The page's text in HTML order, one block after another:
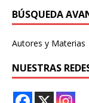
BÚSQUEDA
Autores y Materias
NUESTRAS